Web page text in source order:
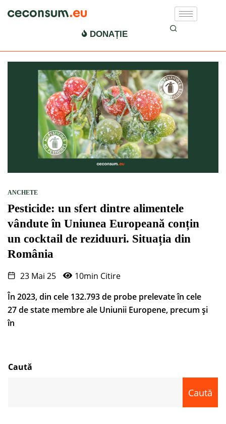
pesticide România
DONAȚIE
ANCHETE
Pesticide: un sfert dintre alimentele
vândute în Uniunea Europeană conțin
un cocktail de reziduuri. Situația din
România
23 Mai 25
10min Citire
În 2023, din cele 132.793 de probe prelevate în cele
27 de state membre ale Uniunii Europene, precum și
în
Caută
Caută